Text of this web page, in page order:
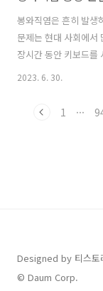
봉와직염은 흔히 발생
문제는 현대 사회에서
장시간 동안 키보드를
와직염 증상 원인 치료
손바닥의 통증 손목
다. 2. 손목의 강직성
2023. 6. 30.
1 ···
Designed by 티스토
© Daum Corp.